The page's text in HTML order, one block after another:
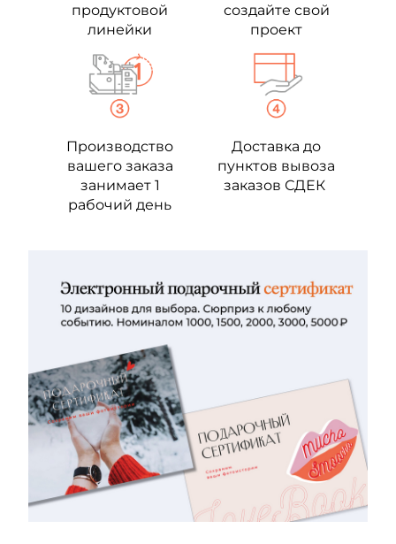
продуктовой
линейки
создайте свой
проект
Производство
вашего заказа
занимает 1
рабочий день
Доставка до
пунктов вывоза
заказов СДЕК